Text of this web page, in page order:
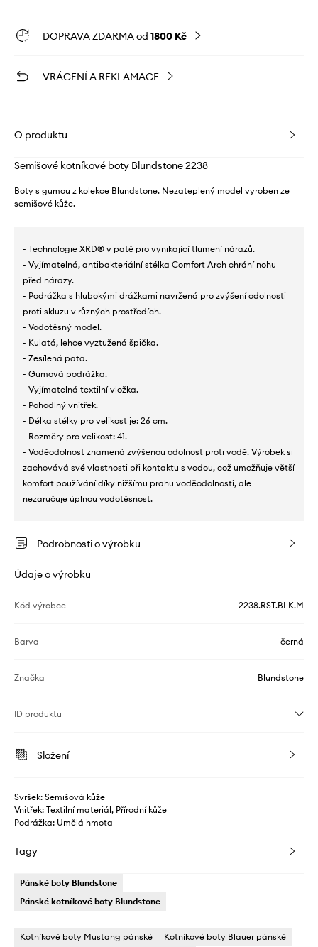
DOPRAVA ZDARMA od 1800 Kč
VRÁCENÍ A REKLAMACE
O produktu
Semišové kotníkové boty Blundstone 2238
Boty s gumou z kolekce Blundstone. Nezateplený model vyroben ze
semišové kůže.
- Technologie XRD® v patě pro vynikající tlumení nárazů.
- Vyjímatelná, antibakteriální stélka Comfort Arch chrání nohu
před nárazy.
- Podrážka s hlubokými drážkami navržená pro zvýšení odolnosti
proti skluzu v různých prostředích.
- Vodotěsný model.
- Kulatá, lehce vyztužená špička.
- Zesílená pata.
- Gumová podrážka.
- Vyjímatelná textilní vložka.
- Pohodlný vnitřek.
- Délka stélky pro velikost je: 26 cm.
- Rozměry pro velikost: 41.
- Voděodolnost znamená zvýšenou odolnost proti vodě. Výrobek si
zachovává své vlastnosti při kontaktu s vodou, což umožňuje větší
komfort používání díky nižšímu prahu voděodolnosti, ale
nezaručuje úplnou vodotěsnost.
Podrobnosti o výrobku
Údaje o výrobku
Kód výrobce 2238.RST.BLK.M
Barva černá
Značka Blundstone
ID produktu
Složení
Svršek: Semišová kůže
Vnitřek: Textilní materiál, Přírodní kůže
Podrážka: Umělá hmota
Tagy
Pánské boty Blundstone
Pánské kotníkové boty Blundstone
Kotníkové boty Mustang pánské Kotníkové boty Blauer pánské